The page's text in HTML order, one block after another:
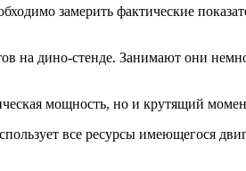
замерить фактические
на дино-стенде. Занимают они
мощность, но и крутящий
все ресурсы имеющегося